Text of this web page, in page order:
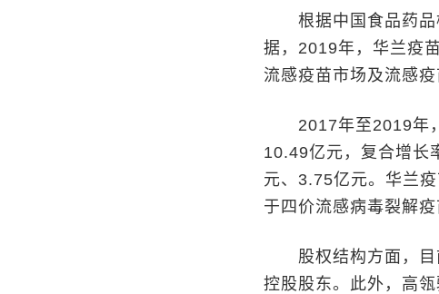
根据中国食品药品
据，2019年，华兰疫
流感疫苗市场及流感
2017年至2019年，
10.49亿元，复合增长
元、3.75亿元。华兰
于四价流感病毒裂解疫
股权结构方面，目
控股股东。此外，高